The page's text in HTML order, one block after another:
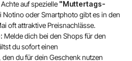
Achte auf spezielle "Muttertags-
Notino oder Smartphoto gibt es in den
oft attraktive Preisnachlässe.
Melde dich bei den Shops für den
du sofort einen
, den du für dein Geschenk nutzen